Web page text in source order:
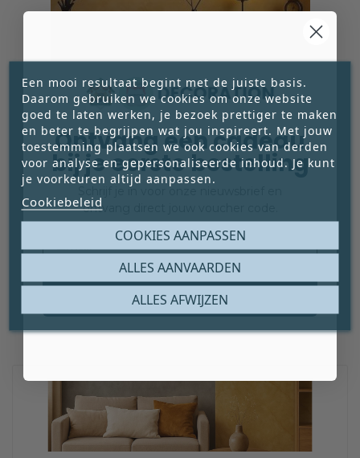
GOUD EFFECT VERFSET VOOR MUREN
Creëer een rijke, warme goudglans op je muur
met de Goud Effect Verfset. Deze set is
ontwikkeld om het populaire “Gold Effect”
eenvoudig en gecontroleerd aan te brengen –
van subtiel sprankelend tot uitgesproken luxe.
Geschikt voor zowel beginners als ervaren
schilders. Dekking per set: ± 8 m² .
  
€ 125,00
Prijs
   
Een mooi resultaat begint met de juiste basis.
Daarom gebruiken we cookies om onze website
goed te laten werken, je bezoek prettiger te maken
en beter te begrijpen wat jou inspireert. Met jouw
toestemming plaatsen we ook cookies van derden
voor analyse en gepersonaliseerde inhoud. Je kunt
je voorkeuren altijd aanpassen.
Cookiebeleid
COOKIES AANPASSEN
ALLES AFWIJZEN
ALLES AANVAARDEN
Ontvang een cadeau
bij je eerste bestelling
ontvang direct jouw voucher code.
Claim mijn gratis cadeau